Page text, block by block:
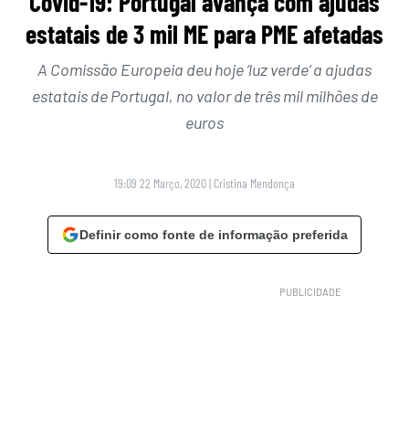
estatais de 3 mil ME para PME afetadas
A Comissão Europeia deu hoje ‘luz verde’ a ajudas
estatais de Portugal, no valor de três mil milhões de
euros
19:09 22 Março, 2020| Cristina Mendonça
Definir como fonte de informação preferida